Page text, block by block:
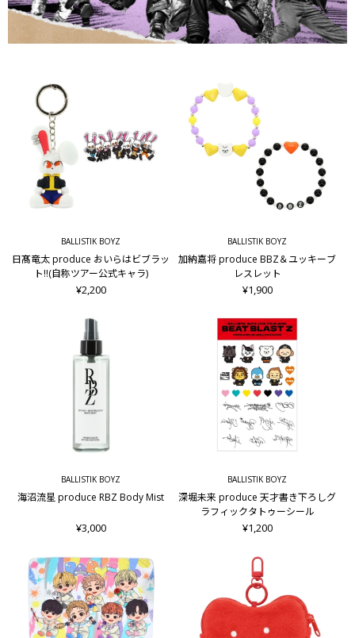
BALLISTIK BOYZ
日髙竜太 produce おいらはビブラッ
ト!!(自称ツアー公式キャラ)
¥2,200
BALLISTIK BOYZ
加納嘉将 produce BBZ＆ユッキーブ
レスレット
¥1,900
BALLISTIK BOYZ
海沼流星 produce RBZ Body Mist
¥3,000
BALLISTIK BOYZ
深堀未来 produce 天才書き下ろしグ
ラフィックタトゥーシール
¥1,200